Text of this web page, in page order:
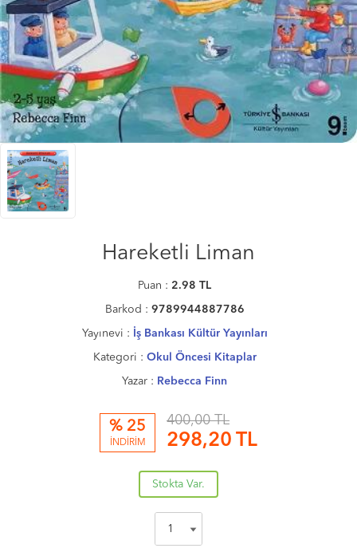
Hareketli Liman
Puan : 2.98 TL
Barkod : 9789944887786
Yayınevi : İş Bankası Kültür Yayınları
Kategori : Okul Öncesi Kitaplar
Yazar : Rebecca Finn
% 25
İNDİRİM
400,00 TL
298,20 TL
Stokta Var.